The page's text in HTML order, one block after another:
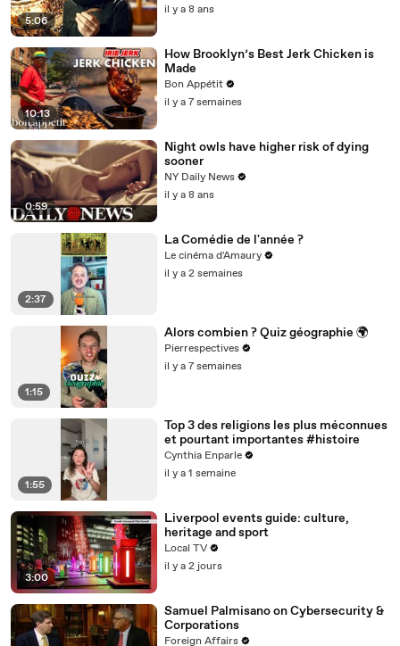
5:06
il y a 8 ans
10:13
How Brooklyn’s Best Jerk Chicken is
Made
Bon Appétit
il y a 7 semaines
0:59
Night owls have higher risk of dying
sooner
NY Daily News
il y a 8 ans
2:37
La Comédie de l'année ?
Le cinéma d'Amaury
il y a 2 semaines
1:15
Alors combien ? Quiz géographie 🌍
Pierrespectives
il y a 7 semaines
1:55
Top 3 des religions les plus méconnues
et pourtant importantes #histoire
Cynthia Enparle
il y a 1 semaine
3:00
Liverpool events guide: culture,
heritage and sport
Local TV
il y a 2 jours
Samuel Palmisano on Cybersecurity &
Corporations
Foreign Affairs